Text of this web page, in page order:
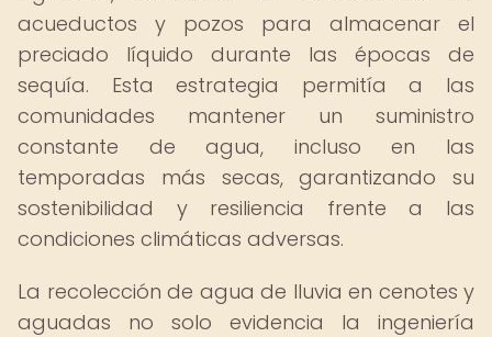
acueductos y pozos para almacenar el
preciado líquido durante las épocas de
sequía. Esta estrategia permitía a las
comunidades mantener un suministro
constante de agua, incluso en las
temporadas más secas, garantizando su
sostenibilidad y resiliencia frente a las
condiciones climáticas adversas.
La recolección de agua de lluvia en cenotes y
aguadas no solo evidencia la ingeniería